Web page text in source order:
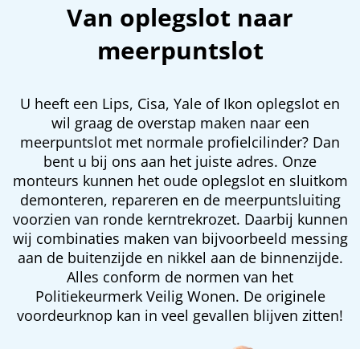
Van oplegslot naar
meerpuntslot
U heeft een Lips, Cisa, Yale of Ikon oplegslot en
wil graag de overstap maken naar een
meerpuntslot met normale profielcilinder? Dan
bent u bij ons aan het juiste adres. Onze
monteurs kunnen het oude oplegslot en sluitkom
demonteren, repareren en de meerpuntsluiting
voorzien van ronde kerntrekrozet. Daarbij kunnen
wij combinaties maken van bijvoorbeeld messing
aan de buitenzijde en nikkel aan de binnenzijde.
Alles conform de normen van het
Politiekeurmerk Veilig Wonen. De originele
voordeurknop kan in veel gevallen blijven zitten!